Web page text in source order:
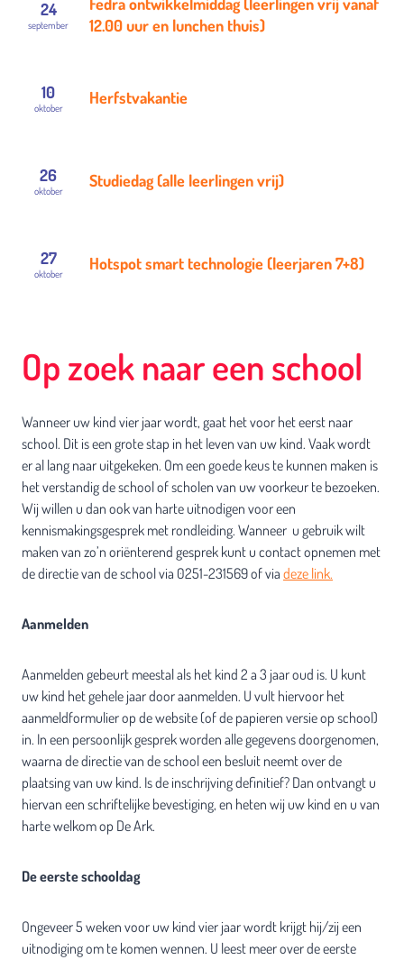
24
september
12.00 uur en lunchen thuis)
10
oktober
Herfstvakantie
26
oktober
Studiedag (alle leerlingen vrij)
27
oktober
Hotspot smart technologie (leerjaren 7+8)
Op zoek naar een school
Wanneer uw kind vier jaar wordt, gaat het voor het eerst naar
school. Dit is een grote stap in het leven van uw kind. Vaak wordt
er al lang naar uitgekeken. Om een goede keus te kunnen maken is
het verstandig de school of scholen van uw voorkeur te bezoeken.
Wij willen u dan ook van harte uitnodigen voor een
kennismakingsgesprek met rondleiding. Wanneer u gebruik wilt
maken van zo’n oriënterend gesprek kunt u contact opnemen met
de directie van de school via 0251-231569 of via deze link.
Aanmelden
Aanmelden gebeurt meestal als het kind 2 a 3 jaar oud is. U kunt
uw kind het gehele jaar door aanmelden. U vult hiervoor het
aanmeldformulier op de website (of de papieren versie op school)
in. In een persoonlijk gesprek worden alle gegevens doorgenomen,
waarna de directie van de school een besluit neemt over de
plaatsing van uw kind. Is de inschrijving definitief? Dan ontvangt u
hiervan een schriftelijke bevestiging, en heten wij uw kind en u van
harte welkom op De Ark.
De eerste schooldag
Ongeveer 5 weken voor uw kind vier jaar wordt krijgt hij/zij een
uitnodiging om te komen wennen. U leest meer over de eerste